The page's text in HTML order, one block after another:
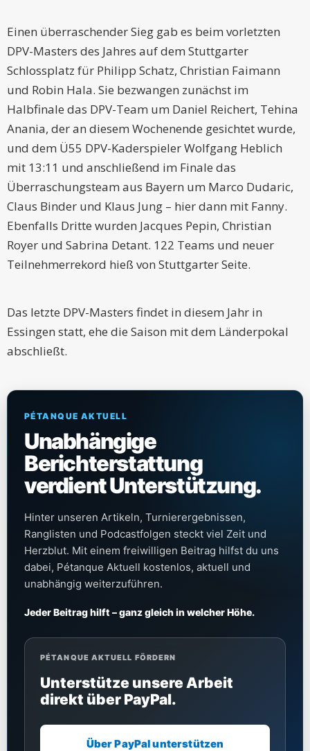
Einen überraschender Sieg gab es beim vorletzten
DPV-Masters des Jahres auf dem Stuttgarter
Schlossplatz für Philipp Schatz, Christian Faimann
und Robin Hala. Sie bezwangen zunächst im
Halbfinale das DPV-Team um Daniel Reichert, Tehina
Anania, der an diesem Wochenende gesichtet wurde,
und dem Ü55 DPV-Kaderspieler Wolfgang Heblich
mit 13:11 und anschließend im Finale das
Überraschungsteam aus Bayern um Marco Dudaric,
Claus Binder und Klaus Jung – hier dann mit Fanny.
Ebenfalls Dritte wurden Jacques Pepin, Christian
Royer und Sabrina Detant. 122 Teams und neuer
Teilnehmerrekord hieß von Stuttgarter Seite.
Das letzte DPV-Masters findet in diesem Jahr in
Essingen statt, ehe die Saison mit dem Länderpokal
abschließt.
PÉTANQUE AKTUELL
Unabhängige
Berichterstattung
verdient Unterstützung.
Hinter unseren Artikeln, Turnierergebnissen,
Ranglisten und Podcastfolgen steckt viel Zeit und
Herzblut. Mit einem freiwilligen Beitrag hilfst du uns
dabei, Pétanque Aktuell kostenlos, aktuell und
unabhängig weiterzuführen.
Jeder Beitrag hilft – ganz gleich in welcher Höhe.
PÉTANQUE AKTUELL FÖRDERN
Unterstütze unsere Arbeit
direkt über PayPal.
Über PayPal unterstützen